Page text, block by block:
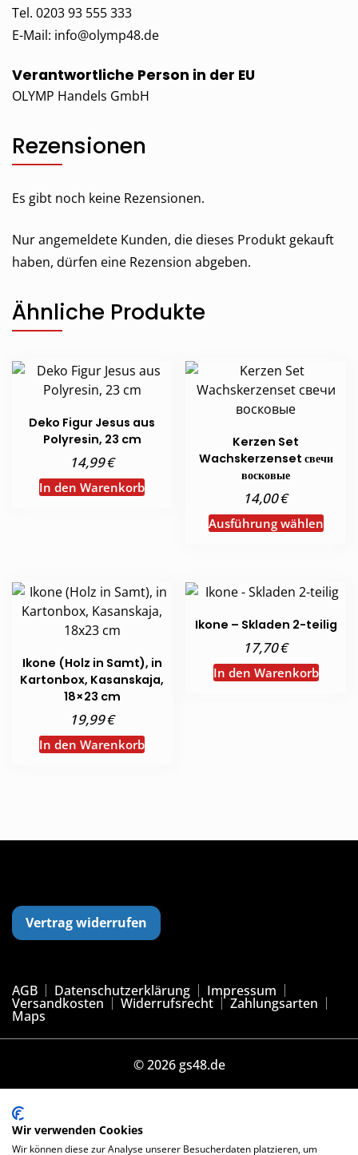
Tel. 0203 93 555 333
E-Mail: info@olymp48.de
Verantwortliche Person in der EU
OLYMP Handels GmbH
Rezensionen
Es gibt noch keine Rezensionen.
Nur angemeldete Kunden, die dieses Produkt gekauft
haben, dürfen eine Rezension abgeben.
Ähnliche Produkte
Deko Figur Jesus aus
Polyresin, 23 cm
14,99€
In den Warenkorb
Kerzen Set
Wachskerzenset свечи
восковые
14,00€
Ausführung wählen
auf.
Die
Ikone (Holz in Samt), in
Kartonbox, Kasanskaja,
18×23 cm
19,99€
In den Warenkorb
Ikone – Skladen 2-teilig
17,70€
In den Warenkorb
Vertrag widerrufen
AGB Datenschutzerklärung Impressum
Versandkosten Widerrufsrecht Zahlungsarten
Maps
© 2026 gs48.de
Wir verwenden Cookies
Wir können diese zur Analyse unserer Besucherdaten platzieren, um